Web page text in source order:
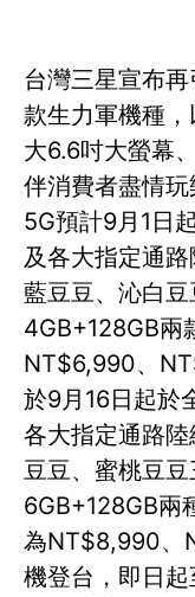
台灣三星宣布
款生力軍機種
大6.6吋大螢幕
伴消費者盡情
5G預計9月1日
及各大指定通
藍豆豆、沁白豆
4GB+128GB兩
NT$6,990、
於9月16日起於
各大指定通路
豆豆、蜜桃豆豆
6GB+128GB兩
為NT$8,990、
機登台，即日